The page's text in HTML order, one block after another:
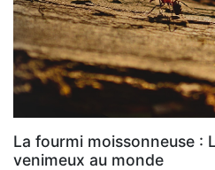
La fourmi moissonneuse :
venimeux au monde